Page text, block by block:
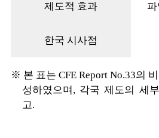
제도적 효과
한국 시사점
※ 본 표는 CFE Report No.33의
성하였으며, 각국 제도의 세
고.